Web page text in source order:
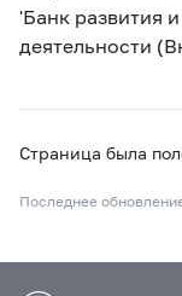
'Банк развития
деятельности
Страница была
Последнее